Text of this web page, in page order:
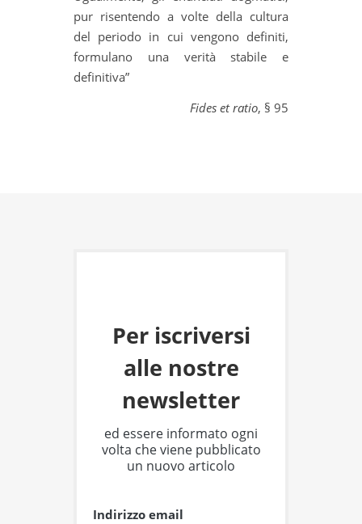
pur risentendo a volte della cultura
del periodo in cui vengono definiti,
formulano una verità stabile e
definitiva”
Fides et ratio, § 95
Per iscriversi
alle nostre
newsletter
ed essere informato ogni
volta che viene pubblicato
un nuovo articolo
Indirizzo email